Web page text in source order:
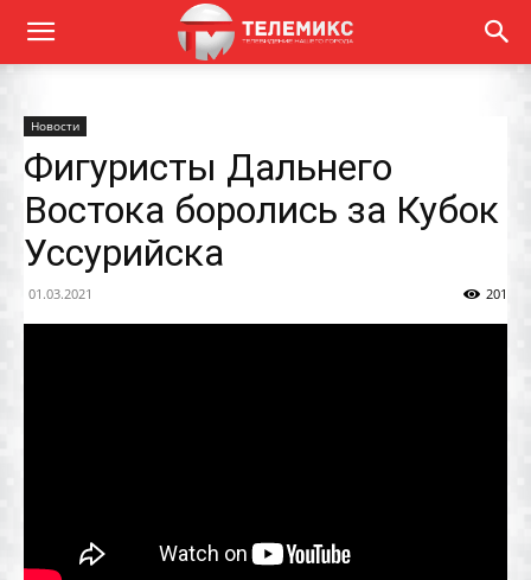
Новости
Фигуристы Дальнего
Востока боролись за Кубок
Уссурийска
01.03.2021 201